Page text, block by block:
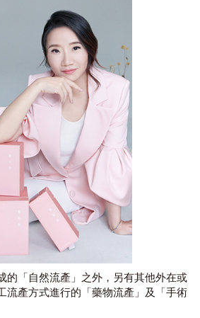
的「自然流產」之外，另有其他外在或
流產方式進行的「藥物流產」及「手術